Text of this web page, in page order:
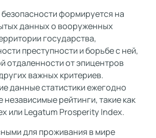
формируется на
данных о вооруженных
государства,
преступности и борьбе с ней,
отдаленности от эпицентров
важных критериев.
данные статистики ежегодно
рейтинги, такие как
или Legatum Prosperity Index.
для проживания в мире